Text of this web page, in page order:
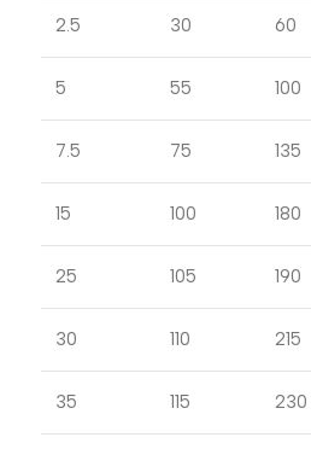
2.5 30 60
5 55 100
7.5 75 135
15 100 180
25 105 190
30 110 215
35 115 230